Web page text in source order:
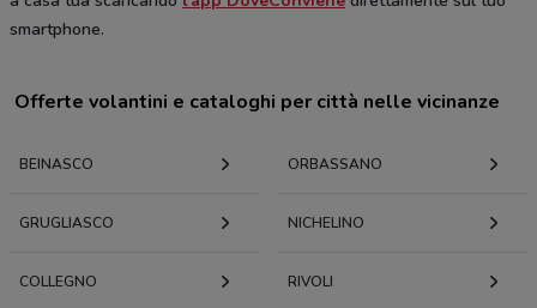
smartphone.
Offerte volantini e cataloghi per città nelle vicinanze
BEINASCO ORBASSANO
GRUGLIASCO NICHELINO
COLLEGNO RIVOLI